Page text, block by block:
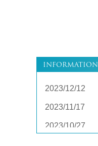
INFORMATION
2023/12/12
2023/11/17
2023/10/27